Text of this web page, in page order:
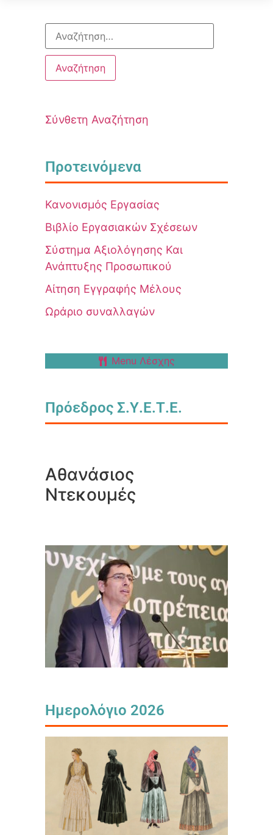
Σύνθετη Αναζήτηση
Προτεινόμενα
Κανονισμός Εργασίας
Βιβλίο Εργασιακών Σχέσεων
Σύστημα Αξιολόγησης Και
Ανάπτυξης Προσωπικού
Αίτηση Εγγραφής Μέλους
Ωράριο συναλλαγών
Menu Λέσχης
Πρόεδρος Σ.Υ.Ε.Τ.Ε.
Αθανάσιος
Ντεκουμές
Ημερολόγιο 2026